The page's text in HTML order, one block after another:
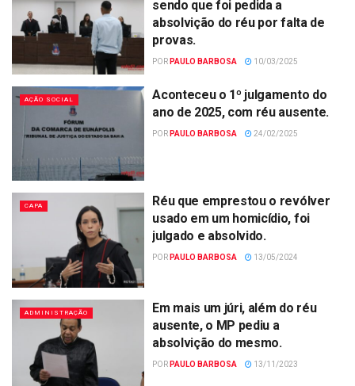
sendo que foi pedida a
absolvição do réu por falta de
provas.
POR PAULO BARBOSA 10/03/2025
AÇÃO SOCIAL
Aconteceu o 1º julgamento do
ano de 2025, com réu ausente.
POR PAULO BARBOSA 24/02/2025
CAPA
Réu que emprestou o revólver
usado em um homicídio, foi
julgado e absolvido.
POR PAULO BARBOSA 13/05/2024
ADMINISTRAÇÃO
Em mais um júri, além do réu
ausente, o MP pediu a
absolvição do mesmo.
POR PAULO BARBOSA 13/11/2023